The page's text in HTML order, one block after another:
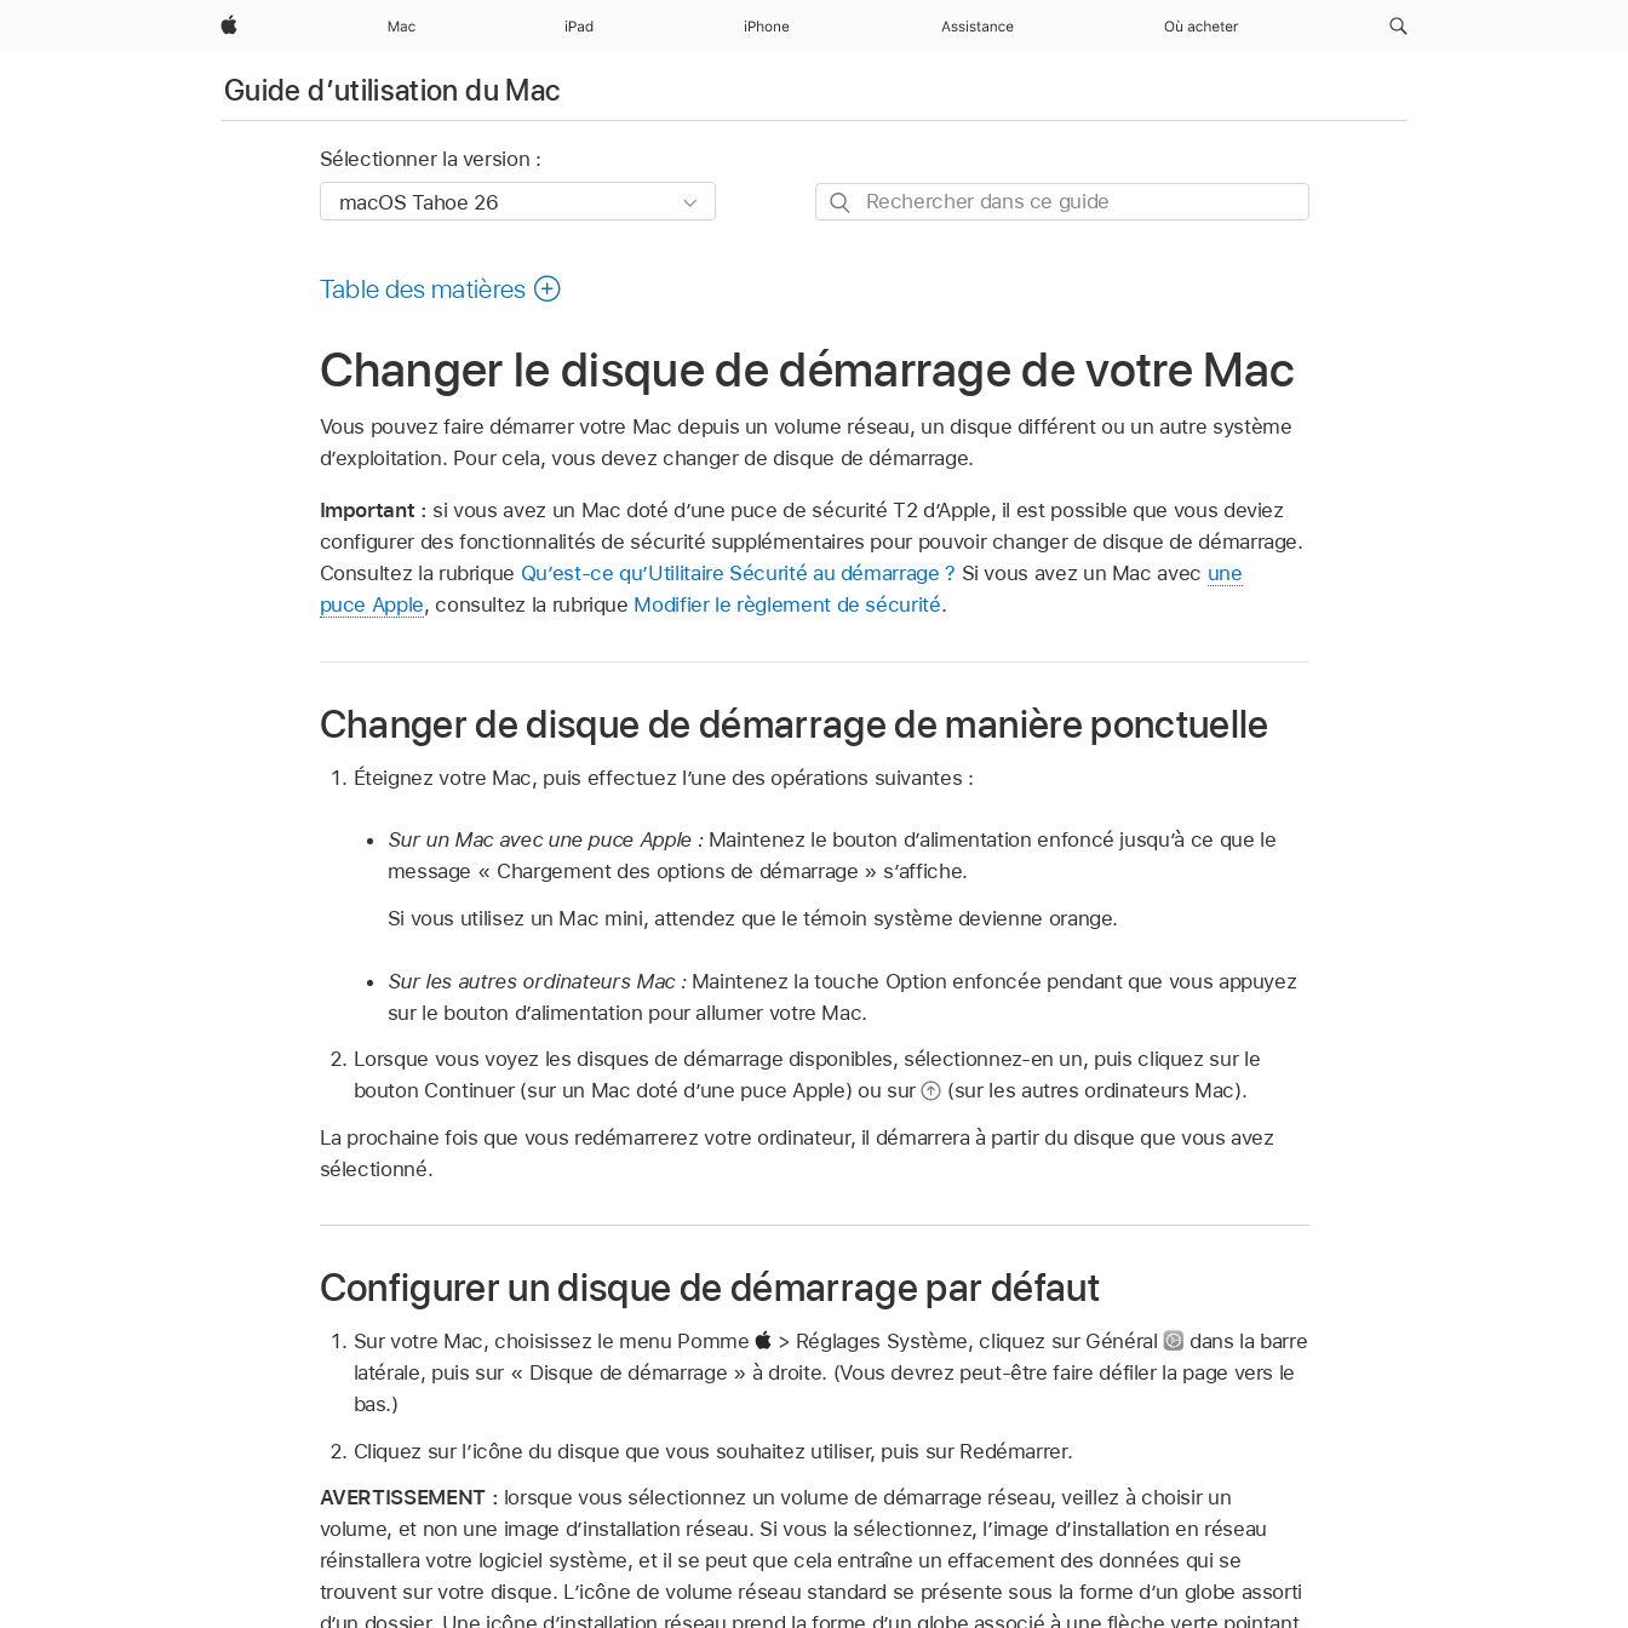
Apple Mac iPad iPhone Assistance Où acheter
Guide d’utilisation du Mac
Sélectionner la version :
Rechercher
Table des matières
Changer le disque de démarrage de votre Mac
Vous pouvez faire démarrer votre Mac depuis un volume réseau, un disque différent ou un autre système
d’exploitation. Pour cela, vous devez changer de disque de démarrage.
Important : si vous avez un Mac doté d’une puce de sécurité T2 d’Apple, il est possible que vous deviez
configurer des fonctionnalités de sécurité supplémentaires pour pouvoir changer de disque de démarrage.
Consultez la rubrique Qu’est-ce qu’Utilitaire Sécurité au démarrage ? Si vous avez un Mac avec une
puce Apple, consultez la rubrique Modifier le règlement de sécurité.
Changer de disque de démarrage de manière ponctuelle
Éteignez votre Mac, puis effectuez l’une des opérations suivantes :
Sur un Mac avec une puce Apple :Maintenez le bouton d’alimentation enfoncé jusqu’à ce que le
message « Chargement des options de démarrage » s’affiche.
Si vous utilisez un Mac mini, attendez que le témoin système devienne orange.
Sur les autres ordinateurs Mac :Maintenez la touche Option enfoncée pendant que vous appuyez
sur le bouton d’alimentation pour allumer votre Mac.
Lorsque vous voyez les disques de démarrage disponibles, sélectionnez-en un, puis cliquez sur le
bouton Continuer (sur un Mac doté d’une puce Apple) ou sur
(sur les autres ordinateurs Mac).
La prochaine fois que vous redémarrerez votre ordinateur, il démarrera à partir du disque que vous avez
sélectionné.
Configurer un disque de démarrage par défaut
Sur votre Mac, choisissez le menu Pomme > Réglages Système, cliquez sur Général
dans la barre
latérale, puis sur « Disque de démarrage » à droite. (Vous devrez peut-être faire défiler la page vers le
bas.)
Cliquez sur l’icône du disque que vous souhaitez utiliser, puis sur Redémarrer.
AVERTISSEMENT : lorsque vous sélectionnez un volume de démarrage réseau, veillez à choisir un
volume, et non une image d’installation réseau. Si vous la sélectionnez, l’image d’installation en réseau
réinstallera votre logiciel système, et il se peut que cela entraîne un effacement des données qui se
trouvent sur votre disque. L’icône de volume réseau standard se présente sous la forme d’un globe assorti